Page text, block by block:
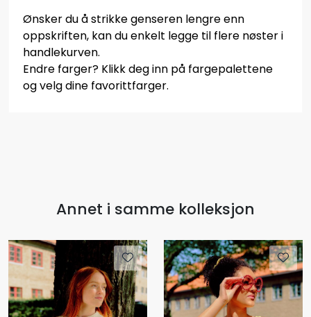
Ønsker du å strikke genseren lengre enn
oppskriften, kan du enkelt legge til flere nøster i
handlekurven.
Endre farger? Klikk deg inn på fargepalettene
og velg dine favorittfarger.
Annet i samme kolleksjon